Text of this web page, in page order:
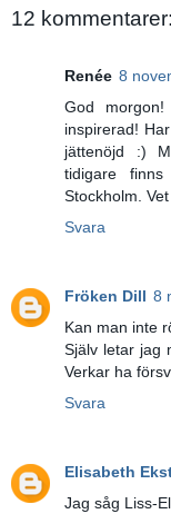
12 kommentarer:
Renée 8
God
inspirerad!
jättenöjd :)
tidigare
Stockholm.
Svara
Fröken Dill 8
Kan man inte
Själv letar jag
Verkar ha
Svara
Elisabeth
Jag såg Liss-